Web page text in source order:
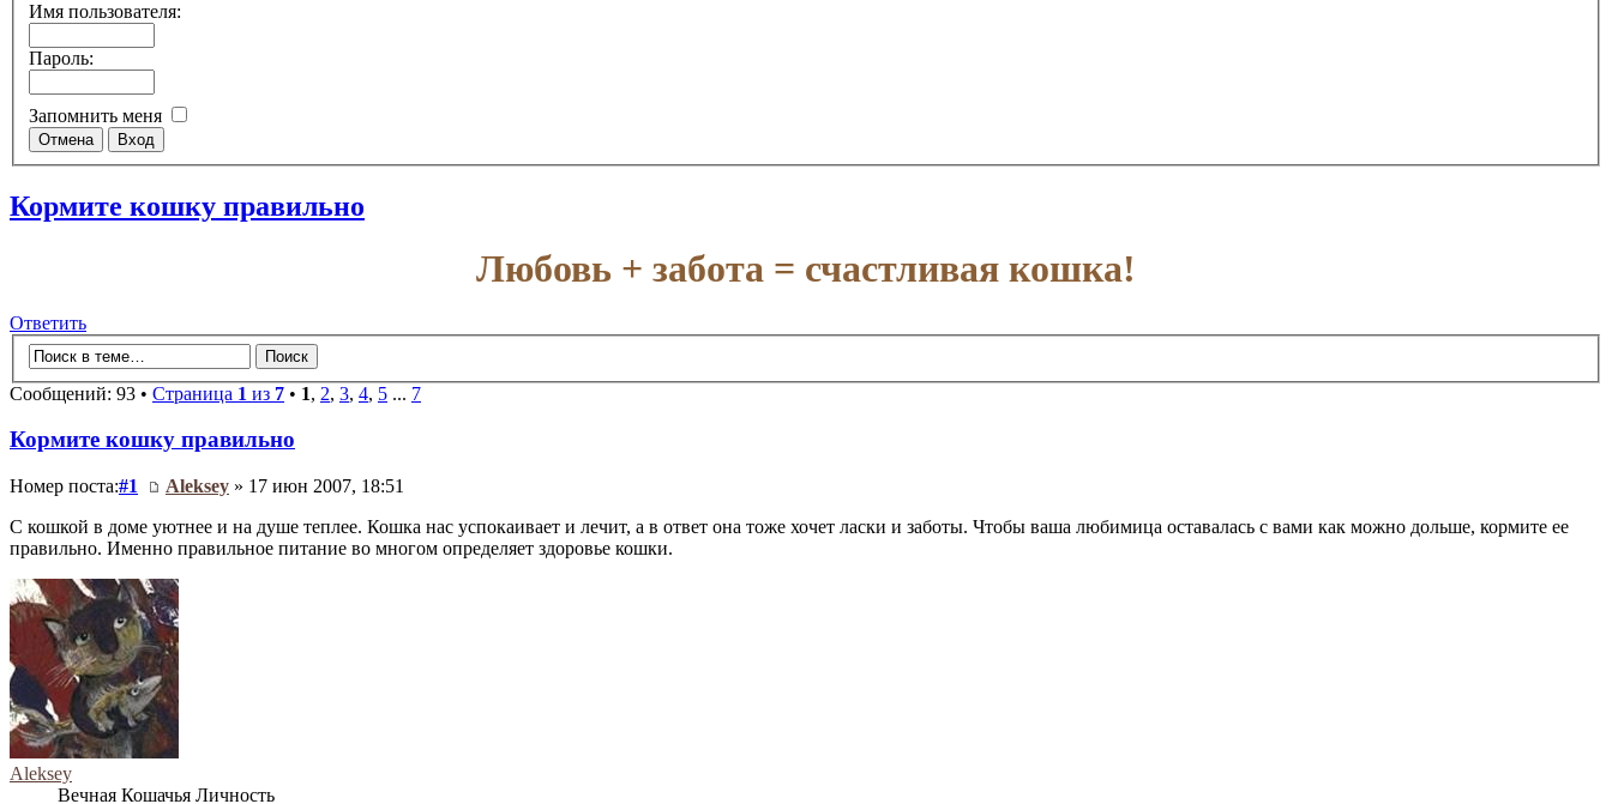
Имя пользователя:
Пароль:
Запомнить меня
Кормите кошку правильно
Любовь + забота = счастливая кошка!
Ответить
Сообщений: 93 • Страница 1 из 7 • 1, 2, 3, 4, 5 ... 7
Кормите кошку правильно
Номер поста:#1 Aleksey » 17 июн 2007, 18:51
С кошкой в доме уютнее и на душе теплее. Кошка нас успокаивает и лечит, а в ответ она тоже хочет ласки и заботы. Чтобы ваша любимица оставалась с вами как можно дольше, кормите ее
правильно. Именно правильное питание во многом определяет здоровье кошки.
Aleksey
Вечная Кошачья Личность